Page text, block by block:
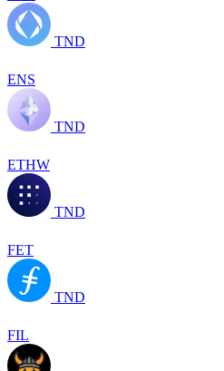
TND
ENS
TND
ETHW
TND
FET
TND
FIL